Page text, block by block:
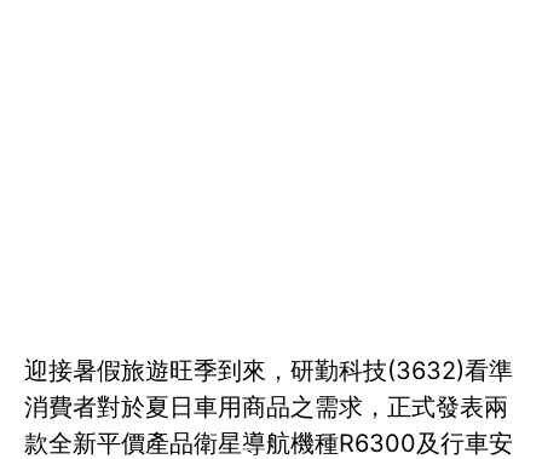
迎接暑假旅遊旺季到來，研勤科技(3632)看準
消費者對於夏日車用商品之需求，正式發表兩
款全新平價產品衛星導航機種R6300及行車安